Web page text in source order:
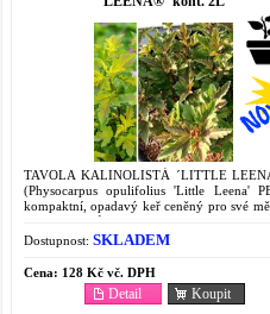
TAVOLA KALINOLISTÁ ´LITTLE
(Physocarpus opulifolius 'Little Leena'
kompaktní, opadavý keř ceněný pro své
zbarvení listů a nenáročnost. Nové
zpočátku jasně zelené a...
Dostupnost: SKLADEM
Cena: 128 Kč vč. DPH
Koupit
Detail